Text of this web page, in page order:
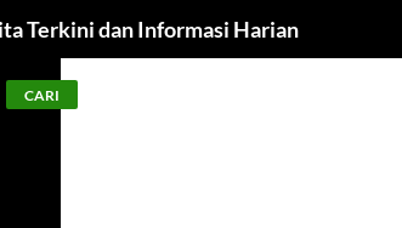
Terkini dan Informasi Harian
CARI